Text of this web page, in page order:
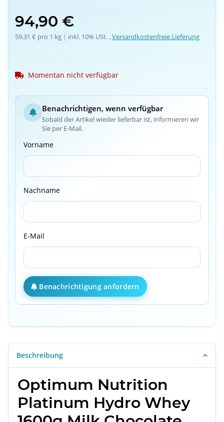
94,90 €
59,31 € pro 1 kg | inkl. 10% USt. , Versandkostenfreie Lieferung
Momentan nicht verfügbar
Benachrichtigen, wenn verfügbar
Sobald der Artikel wieder lieferbar ist, informieren wir
Sie per E-Mail.
Vorname
Nachname
E-Mail
Benachrichtigung anfordern
Beschreibung
Optimum Nutrition
Platinum Hydro Whey